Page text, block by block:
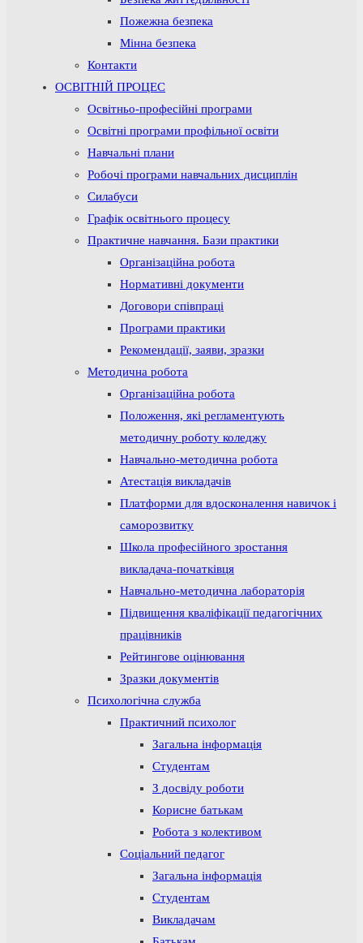
Пожежна безпека
Мінна безпека
Контакти
ОСВІТНІЙ ПРОЦЕС
Освітньо-професійні програми
Освітні програми профільної освіти
Навчальні плани
Робочі програми навчальних дисциплін
Силабуси
Графік освітнього процесу
Практичне навчання. Бази практики
Організаційна робота
Нормативні документи
Договори співпраці
Програми практики
Рекомендації, заяви, зразки
Методична робота
Організаційна робота
Положення, які регламентують
методичну роботу коледжу
Навчально-методична робота
Атестація викладачів
Платформи для вдосконалення навичок і
саморозвитку
Школа професійного зростання
викладача-початківця
Навчально-методична лабораторія
Підвищення кваліфікації педагогічних
працівників
Рейтингове оцінювання
Зразки документів
Психологічна служба
Практичний психолог
Загальна інформація
Студентам
З досвіду роботи
Корисне батькам
Робота з колективом
Соціальний педагог
Загальна інформація
Студентам
Викладачам